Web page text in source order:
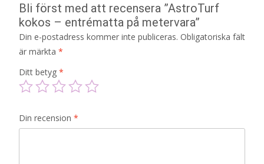
Bli först med att recensera ”AstroTurf
kokos – entrématta på metervara”
Din e-postadress kommer inte publiceras. Obligatoriska fält
är märkta *
Ditt betyg *
Din recension *